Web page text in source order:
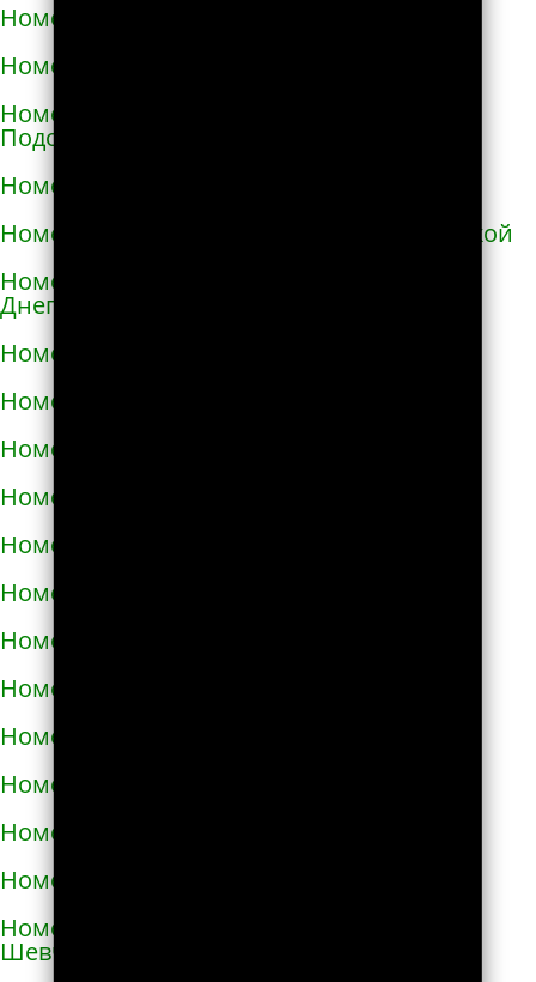
Номера телефонов такси в Калиновке
Номера телефонов такси в Калуше
Номера телефонов такси в Каменце-
Подольском
Номера телефонов такси в Каменке
Номера телефонов такси в Каменке-Бугской
Номера телефонов такси в Каменке-
Днепровской
Номера телефонов такси в Каменском
Номера телефонов такси в Каневе
Номера телефонов такси в Карловке
Номера телефонов такси в Каховке
Номера телефонов такси в Киверцах
Номера телефонов такси в Киеве
Номера телефонов такси в Килие
Номера телефонов такси в Ковеле
Номера телефонов такси в Коломые
Номера телефонов такси в Конотопе
Номера телефонов такси в Коростене
Номера телефонов такси в Коростышеве
Номера телефонов такси в Корсунь-
Шевченковском